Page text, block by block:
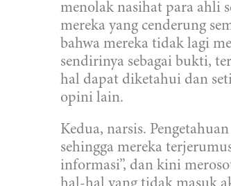
menolak nasihat para ahli
mereka yang cenderung
bahwa mereka tidak lagi
sendirinya sebagai bukti,
hal dapat diketahui dan
opini lain.
Kedua, narsis.
sehingga mereka
informasi”, dan kini